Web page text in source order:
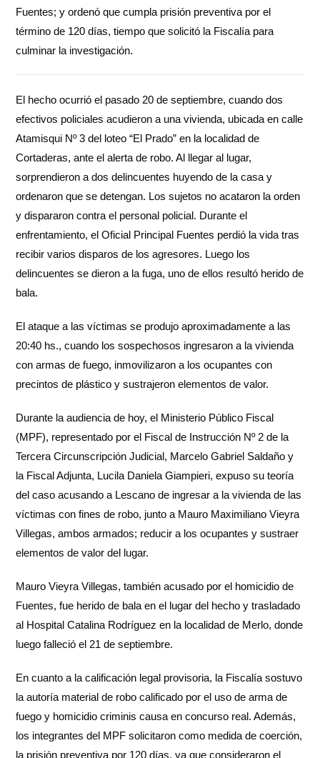
Fuentes; y ordenó que cumpla prisión preventiva por el
término de 120 días, tiempo que solicitó la Fiscalía para
culminar la investigación.
El hecho ocurrió el pasado 20 de septiembre, cuando dos
efectivos policiales acudieron a una vivienda, ubicada en calle
Atamisqui Nº 3 del loteo “El Prado” en la localidad de
Cortaderas, ante el alerta de robo. Al llegar al lugar,
sorprendieron a dos delincuentes huyendo de la casa y
ordenaron que se detengan. Los sujetos no acataron la orden
y dispararon contra el personal policial. Durante el
enfrentamiento, el Oficial Principal Fuentes perdió la vida tras
recibir varios disparos de los agresores. Luego los
delincuentes se dieron a la fuga, uno de ellos resultó herido de
bala.
El ataque a las víctimas se produjo aproximadamente a las
20:40 hs., cuando los sospechosos ingresaron a la vivienda
con armas de fuego, inmovilizaron a los ocupantes con
precintos de plástico y sustrajeron elementos de valor.
Durante la audiencia de hoy, el Ministerio Público Fiscal
(MPF), representado por el Fiscal de Instrucción Nº 2 de la
Tercera Circunscripción Judicial, Marcelo Gabriel Saldaño y
la Fiscal Adjunta, Lucila Daniela Giampieri, expuso su teoría
del caso acusando a Lescano de ingresar a la vivienda de las
víctimas con fines de robo, junto a Mauro Maximiliano Vieyra
Villegas, ambos armados; reducir a los ocupantes y sustraer
elementos de valor del lugar.
Mauro Vieyra Villegas, también acusado por el homicidio de
Fuentes, fue herido de bala en el lugar del hecho y trasladado
al Hospital Catalina Rodríguez en la localidad de Merlo, donde
luego falleció el 21 de septiembre.
En cuanto a la calificación legal provisoria, la Fiscalía sostuvo
la autoría material de robo calificado por el uso de arma de
fuego y homicidio criminis causa en concurso real. Además,
los integrantes del MPF solicitaron como medida de coerción,
la prisión preventiva por 120 días, ya que consideraron el